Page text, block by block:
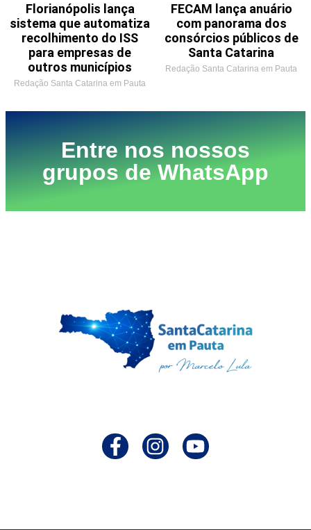
Florianópolis lança
sistema que automatiza
recolhimento do ISS
para empresas de
outros municípios
Redação Santa Catarina em Pauta
FECAM lança anuário
com panorama dos
consórcios públicos de
Santa Catarina
Redação Santa Catarina em Pauta
Entre nos nossos
grupos de WhatsApp